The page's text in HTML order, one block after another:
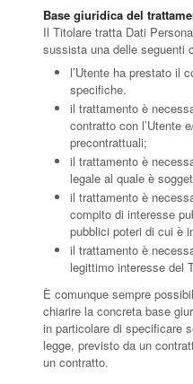
Base giuridica del
Il Titolare tratta Dati
sussista una delle seguenti
l’Utente ha prestato il
specifiche.
il trattamento è
contratto con l’Utente
precontrattuali;
il trattamento è
legale al quale è
il trattamento è
compito di interesse
pubblici poteri di cui è
il trattamento è
legittimo interesse del
È comunque sempre
chiarire la concreta base
in particolare di specificare
legge, previsto da un
un contratto.